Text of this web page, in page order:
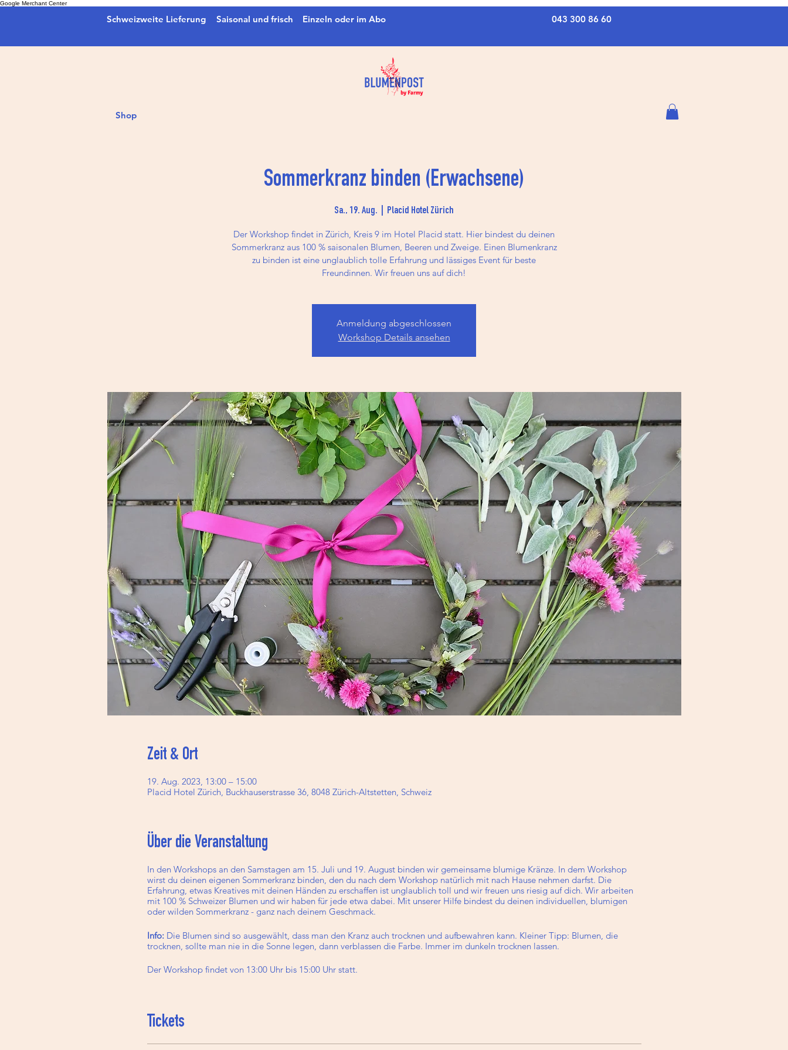
Google Merchant Center
Schweizweite Lieferung Saisonal und frisch Einzeln oder im Abo 043 300 86 60
Shop
Sommerkranz binden (Erwachsene)
Sa., 19. Aug. Placid Hotel Zürich
Der Workshop findet in Zürich, Kreis 9 im Hotel Placid statt. Hier bindest du deinen
Sommerkranz aus 100 % saisonalen Blumen, Beeren und Zweige. Einen Blumenkranz
zu binden ist eine unglaublich tolle Erfahrung und lässiges Event für beste
Freundinnen. Wir freuen uns auf dich!
Anmeldung abgeschlossen
Workshop Details ansehen
Zeit & Ort
19. Aug. 2023, 13:00 – 15:00
Placid Hotel Zürich, Buckhauserstrasse 36, 8048 Zürich-Altstetten, Schweiz
Über die Veranstaltung
In den Workshops an den Samstagen am 15. Juli und 19. August binden wir gemeinsame blumige Kränze. In dem Workshop
wirst du deinen eigenen Sommerkranz binden, den du nach dem Workshop natürlich mit nach Hause nehmen darfst. Die
Erfahrung, etwas Kreatives mit deinen Händen zu erschaffen ist unglaublich toll und wir freuen uns riesig auf dich. Wir arbeiten
mit 100 % Schweizer Blumen und wir haben für jede etwa dabei. Mit unserer Hilfe bindest du deinen individuellen, blumigen
oder wilden Sommerkranz - ganz nach deinem Geschmack.
Info: Die Blumen sind so ausgewählt, dass man den Kranz auch trocknen und aufbewahren kann. Kleiner Tipp: Blumen, die
trocknen, sollte man nie in die Sonne legen, dann verblassen die Farbe. Immer im dunkeln trocknen lassen.
Der Workshop findet von 13:00 Uhr bis 15:00 Uhr statt.
Die Teilnehmerzahl ist auf 10 beschränkt.
Tickets